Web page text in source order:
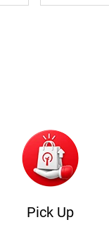
Pick Up